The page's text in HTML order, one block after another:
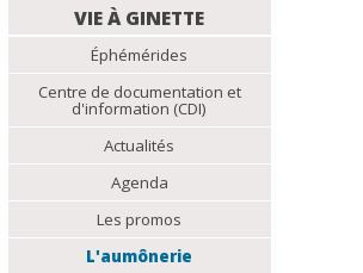
NAVIGATIONVIE À GINETTE
Éphémérides
Centre de documentation et
d'information (CDI)
Actualités
Agenda
Les promos
L'aumônerie